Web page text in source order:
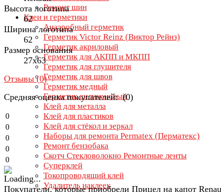
Ремонт шин
Клеи и герметики
Анаэробный герметик
Герметик Victor Reinz (Виктор Рейнз)
Герметик акриловый
Герметик для АКПП и МКПП
Герметик для глушителя
Герметик для швов
Герметик медный
Герметик силиконовый
Клей для металла
Клей для пластиков
Клей для стёкол и зеркал
Наборы для ремонта Permatex (Перматекс)
Ремонт бензобака
Скотч Стекловолокно Ремонтные ленты
Суперклей
Токопроводящий клей
Удалитель наклеек
Высота логотипа
62
Ширина логотипа
62
Размер основания
27х63
Отзывы (0)
Средняя оценка покупателей: (0)
0
0
0
0
0
Покупатели, которые приобрели Прицел на капот